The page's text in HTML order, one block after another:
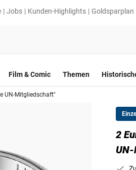
Jobs Kunden-Highlights Goldsparplan
Film & Comic Themen
UN-Mitgliedschaft"
2